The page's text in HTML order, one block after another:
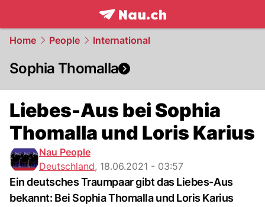
frontpage.NAU.ch
Home People International
Sophia Thomalla
Liebes-Aus bei Sophia
Thomalla und Loris Karius
Nau People
Deutschland, 18.06.2021 - 03:57
Ein deutsches Traumpaar gibt das Liebes-Aus
bekannt: Bei Sophia Thomalla und Loris Karius